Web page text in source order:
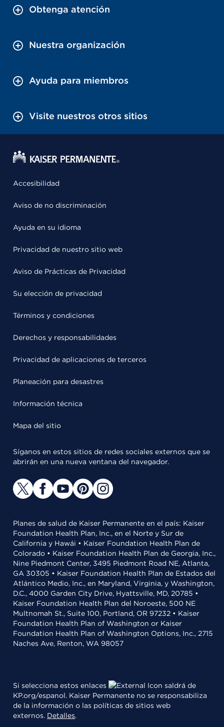
Obtenga atención
Nuestra organización
Ayuda para miembros
Visite nuestros otros sitios
Accesibilidad
Aviso de no discriminación
Ayuda en su idioma
Privacidad de nuestro sitio web
Aviso de Prácticas de Privacidad
Su elección de privacidad
Términos y condiciones
Derechos y responsabilidades
Privacidad de aplicaciones de terceros
Planeación para desastres
Información técnica
Mapa del sitio
Síganos en estos sitios de redes sociales externos que se
abrirán en una nueva ventana del navegador.
Planes de salud de Kaiser Permanente en el país: Kaiser
Foundation Health Plan, Inc., en el Norte y Sur de
California y Hawái • Kaiser Foundation Health Plan de
Colorado • Kaiser Foundation Health Plan de Georgia, Inc.,
Nine Piedmont Center, 3495 Piedmont Road NE, Atlanta,
GA 30305 • Kaiser Foundation Health Plan de Estados del
Atlántico Medio, Inc., en Maryland, Virginia, y Washington,
D.C., 4000 Garden City Drive, Hyattsville, MD, 20785 •
Kaiser Foundation Health Plan del Noroeste, 500 NE
Multnomah St., Suite 100, Portland, OR 97232 • Kaiser
Foundation Health Plan of Washington or Kaiser
Foundation Health Plan of Washington Options, Inc., 2715
Naches Ave, Renton, WA 98057
Si selecciona estos enlaces
saldrá de
KP.org/espanol. Kaiser Permanente no se responsabiliza
de la información o las políticas de sitios web
externos. Detalles.